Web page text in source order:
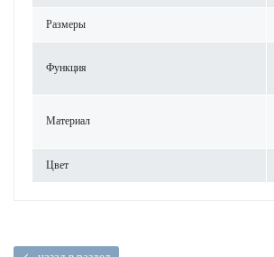
Размеры
Функция
Материал
Цвет